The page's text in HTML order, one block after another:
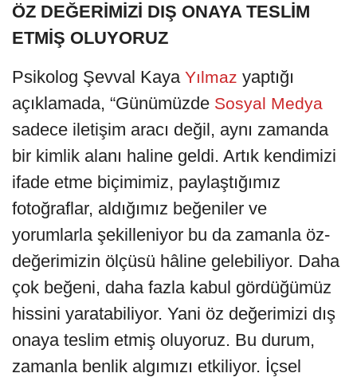
ÖZ DEĞERİMİZİ DIŞ ONAYA TESLİM
ETMİŞ OLUYORUZ
Psikolog Şevval Kaya Yılmaz yaptığı
açıklamada, “Günümüzde Sosyal Medya
sadece iletişim aracı değil, aynı zamanda
bir kimlik alanı haline geldi. Artık kendimizi
ifade etme biçimimiz, paylaştığımız
fotoğraflar, aldığımız beğeniler ve
yorumlarla şekilleniyor bu da zamanla öz-
değerimizin ölçüsü hâline gelebiliyor. Daha
çok beğeni, daha fazla kabul gördüğümüz
hissini yaratabiliyor. Yani öz değerimizi dış
onaya teslim etmiş oluyoruz. Bu durum,
zamanla benlik algımızı etkiliyor. İçsel